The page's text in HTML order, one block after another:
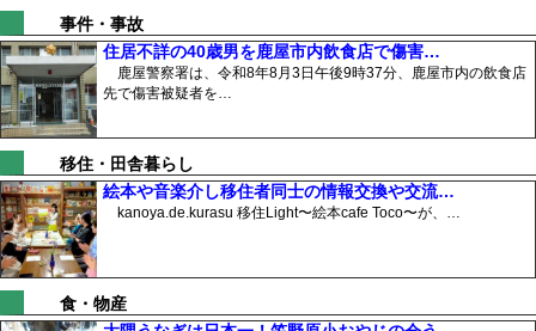
事件・事故
住居不詳の40歳男を鹿屋市内飲食店で傷害…
鹿屋警察署は、令和8年8月3日午後9時37分、鹿屋市内の飲食店
先で傷害被疑者を…
移住・田舎暮らし
絵本や音楽介し移住者同士の情報交換や交流…
kanoya.de.kurasu 移住Light〜絵本cafe Toco〜が、…
食・物産